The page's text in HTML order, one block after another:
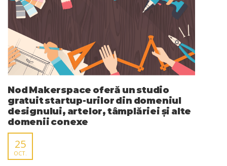
Nod Makerspace oferă un studio
gratuit startup-urilor din domeniul
designului, artelor, tâmplăriei și alte
domenii conexe
25
OCT.